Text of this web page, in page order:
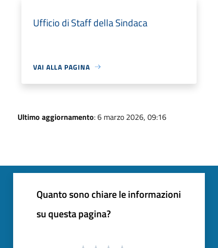
Ufficio di Staff della Sindaca
VAI ALLA PAGINA
Ultimo aggiornamento: 6 marzo 2026, 09:16
Quanto sono chiare le informazioni
su questa pagina?